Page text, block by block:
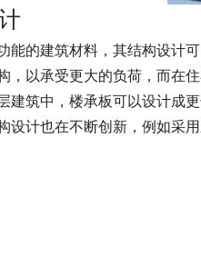
能的建筑材料，其结构设计
，以承受更大的负荷，而在
建筑中，楼承板可以设计成
设计也在不断创新，例如采